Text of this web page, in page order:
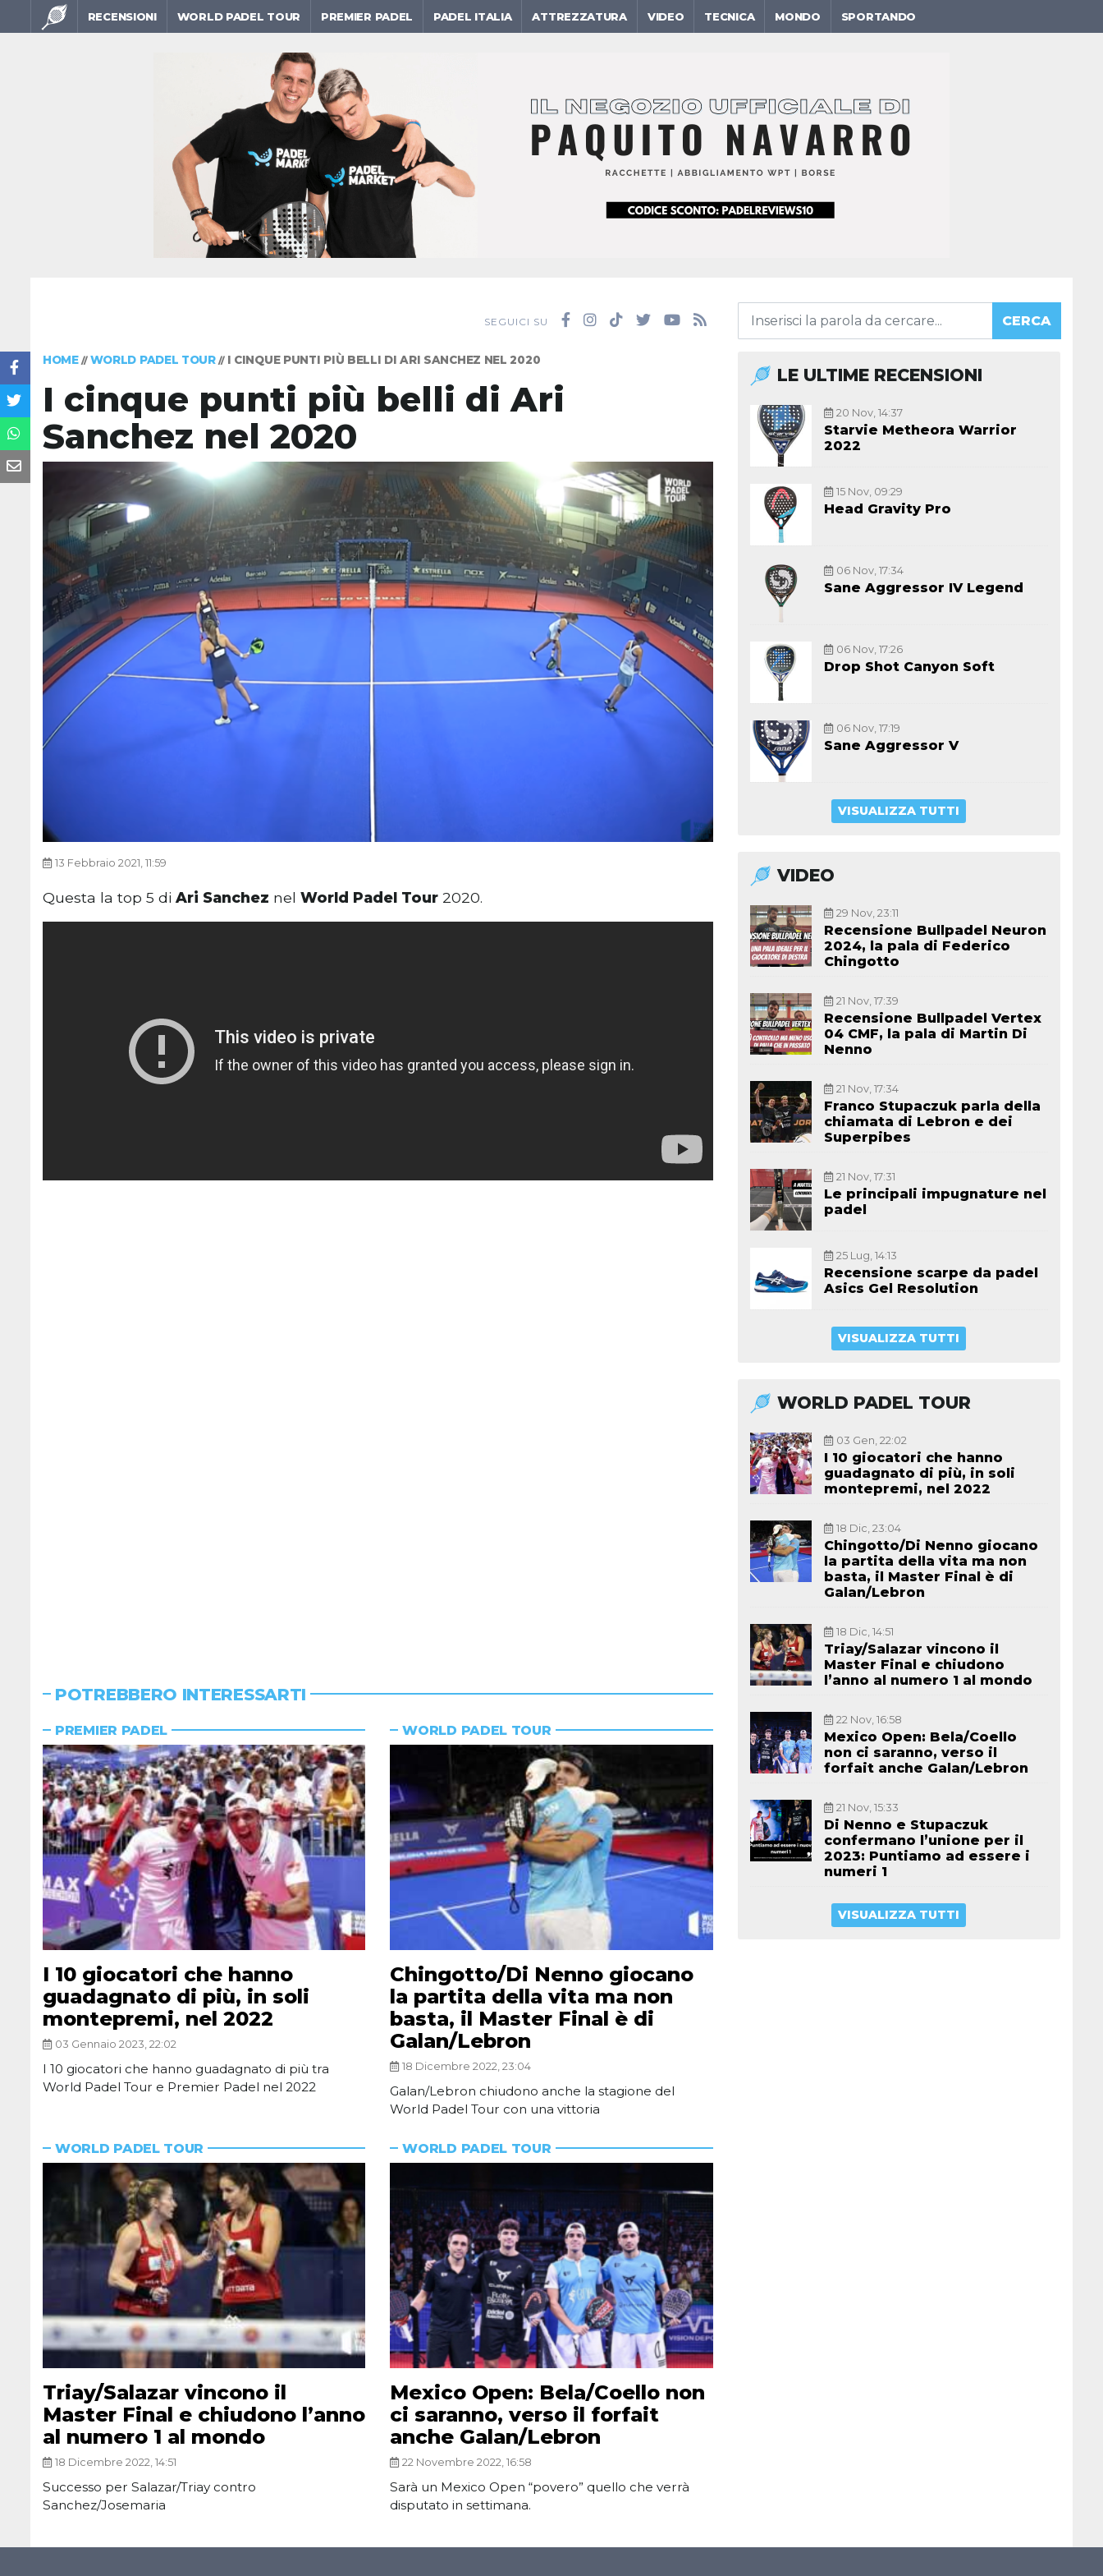
RECENSIONI WORLD PADEL TOUR PREMIER PADEL PADEL ITALIA ATTREZZATURA VIDEO TECNICA MONDO SPORTANDO
SEGUICI SU CERCA
HOME// WORLD PADEL TOUR// I CINQUE PUNTI PIÙ BELLI DI ARI SANCHEZ NEL 2020
I cinque punti più belli di Ari
Sanchez nel 2020
13 Febbraio 2021, 11:59
Questa la top 5 di Ari Sanchez nel World Padel Tour 2020.
POTREBBERO INTERESSARTI
PREMIER PADEL
I 10 giocatori che hanno
guadagnato di più, in soli
montepremi, nel 2022
03 Gennaio 2023, 22:02
I 10 giocatori che hanno guadagnato di più tra
World Padel Tour e Premier Padel nel 2022
WORLD PADEL TOUR
Chingotto/Di Nenno giocano
la partita della vita ma non
basta, il Master Final è di
Galan/Lebron
18 Dicembre 2022, 23:04
Galan/Lebron chiudono anche la stagione del
World Padel Tour con una vittoria
WORLD PADEL TOUR
Triay/Salazar vincono il
Master Final e chiudono l’anno
al numero 1 al mondo
18 Dicembre 2022, 14:51
Successo per Salazar/Triay contro
Sanchez/Josemaria
WORLD PADEL TOUR
Mexico Open: Bela/Coello non
ci saranno, verso il forfait
anche Galan/Lebron
22 Novembre 2022, 16:58
Sarà un Mexico Open “povero” quello che verrà
disputato in settimana.
LE ULTIME RECENSIONI
20 Nov, 14:37
Starvie Metheora Warrior
2022
15 Nov, 09:29
Head Gravity Pro
06 Nov, 17:34
Sane Aggressor IV Legend
06 Nov, 17:26
Drop Shot Canyon Soft
06 Nov, 17:19
Sane Aggressor V
VISUALIZZA TUTTI
VIDEO
29 Nov, 23:11
Recensione Bullpadel Neuron
2024, la pala di Federico
Chingotto
21 Nov, 17:39
Recensione Bullpadel Vertex
04 CMF, la pala di Martin Di
Nenno
21 Nov, 17:34
Franco Stupaczuk parla della
chiamata di Lebron e dei
Superpibes
21 Nov, 17:31
Le principali impugnature nel
padel
25 Lug, 14:13
Recensione scarpe da padel
Asics Gel Resolution
VISUALIZZA TUTTI
WORLD PADEL TOUR
03 Gen, 22:02
I 10 giocatori che hanno
guadagnato di più, in soli
montepremi, nel 2022
18 Dic, 23:04
Chingotto/Di Nenno giocano
la partita della vita ma non
basta, il Master Final è di
Galan/Lebron
18 Dic, 14:51
Triay/Salazar vincono il
Master Final e chiudono
l’anno al numero 1 al mondo
22 Nov, 16:58
Mexico Open: Bela/Coello
non ci saranno, verso il
forfait anche Galan/Lebron
21 Nov, 15:33
Di Nenno e Stupaczuk
confermano l’unione per il
2023: Puntiamo ad essere i
numeri 1
VISUALIZZA TUTTI